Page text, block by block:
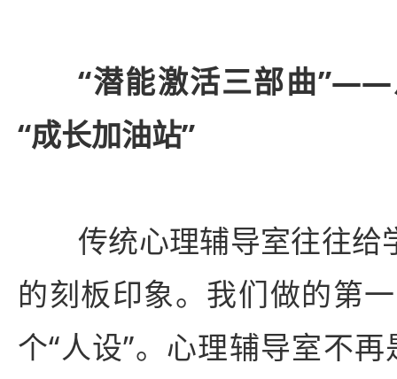
“潜能激活三部曲”——
“成长加油站”
传统心理辅导室往往给
的刻板印象。我们做的第
个“人设”。心理辅导室不